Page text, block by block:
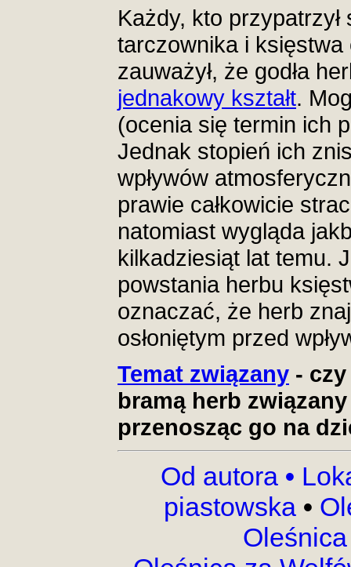
Każdy, kto przypatrzył
tarczownika i
zauważył, że godła
jednakowy kształt.
(ocenia się termin ich
Jednak stopień ich
wpływów
prawie całkowicie
natomiast wygląda
kilkadziesiąt lat temu.
powstania herbu
oznaczać, że herb
osłoniętym przed
Temat związany -
bramą herb
przenosząc go na
Od autora •
piastowska •